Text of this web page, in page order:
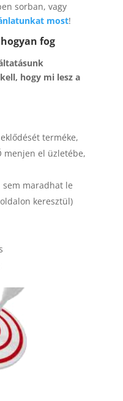
sorban, vagy
most!
fog
hogy mi lesz a
terméke,
menjen el üzletébe,
sem maradhat le
keresztül)